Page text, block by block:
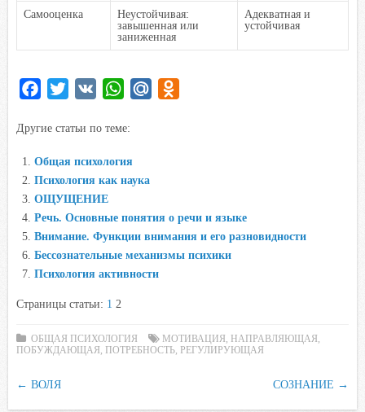
Самооценка
Неустойчивая:
завышенная или
заниженная
Адекватная и
устойчивая
c
b
o
o
k
i
e
r
W
a
p
p
u
a
s
s
i
Другие статьи по теме:
Общая психология
Психология как наука
ОЩУЩЕНИЕ
Речь. Основные понятия о речи и языке
Внимание. Функции внимания и его разновидности
Бессознательные механизмы психики
Психология активности
Страницы статьи: 1 2
ОБЩАЯ ПСИХОЛОГИЯ МОТИВАЦИЯ НАПРАВЛЯЮЩАЯ
ПОБУЖДАЮЩАЯ
ПОТРЕБНОСТЬ РЕГУЛИРУЮЩАЯ
← ВОЛЯ СОЗНАНИЕ →